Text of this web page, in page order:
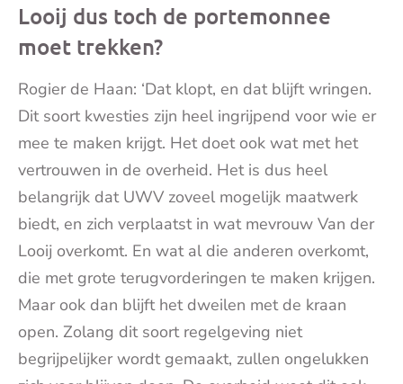
Looij dus toch de portemonnee
moet trekken?
Rogier de Haan: ‘Dat klopt, en dat blijft wringen.
Dit soort kwesties zijn heel ingrijpend voor wie er
mee te maken krijgt. Het doet ook wat met het
vertrouwen in de overheid. Het is dus heel
belangrijk dat UWV zoveel mogelijk maatwerk
biedt, en zich verplaatst in wat mevrouw Van der
Looij overkomt. En wat al die anderen overkomt,
die met grote terugvorderingen te maken krijgen.
Maar ook dan blijft het dweilen met de kraan
open. Zolang dit soort regelgeving niet
begrijpelijker wordt gemaakt, zullen ongelukken